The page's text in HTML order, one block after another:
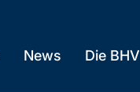
News Die BHV